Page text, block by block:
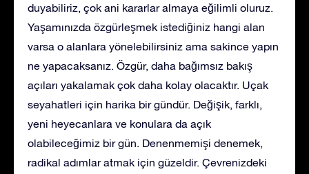
duyabiliriz, çok ani kararlar almaya eğilimli oluruz.
Yaşamınızda özgürleşmek istediğiniz hangi alan
varsa o alanlara yönelebilirsiniz ama sakince yapın
ne yapacaksanız. Özgür, daha bağımsız bakış
açıları yakalamak çok daha kolay olacaktır. Uçak
seyahatleri için harika bir gündür. Değişik, farklı,
yeni heyecanlara ve konulara da açık
olabileceğimiz bir gün. Denenmemişi denemek,
radikal adımlar atmak için güzeldir. Çevrenizdeki